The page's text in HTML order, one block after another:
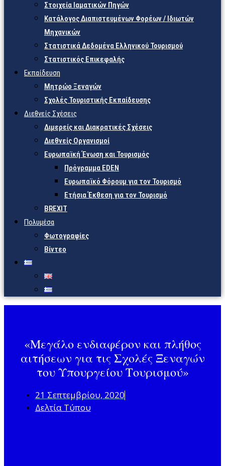
Στοιχεία Ιαματικών Πηγών
Κατάλογος Διαπιστευμένων Φορέων / Ιδιωτών
Μηχανικών
Στατιστικά Δεδομένα Ελληνικού Τουρισμού
Στατιστικός Επικεφαλής
Εκπαίδευση
Μητρώο Ξεναγών
Σχολές Τουριστικής Εκπαίδευσης
Διεθνείς Σχέσεις
Διμερείς και Διακρατικές Σχέσεις
Διεθνείς Οργανισμοί
Ευρωπαϊκή Ένωση και Τουρισμός
Πρόγραμμα EDEN
Ευρωπαϊκό Φόρουμ για τον Τουρισμό
Ετήσια Έκθεση για τον Τουρισμό
BREXIT
Πολυμέσα
Φωτογραφίες
Βίντεο
«Μεγάλο ενδιαφέρον και πλήθος
αιτήσεων για τις Σχολές Ξεναγών
του Υπουργείου Τουρισμού»
21 Σεπτεμβρίου, 2020
Δελτία Τύπου